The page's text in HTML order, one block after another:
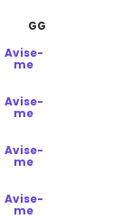
GG
Avise-
me
Avise-
me
Avise-
me
Avise-
me